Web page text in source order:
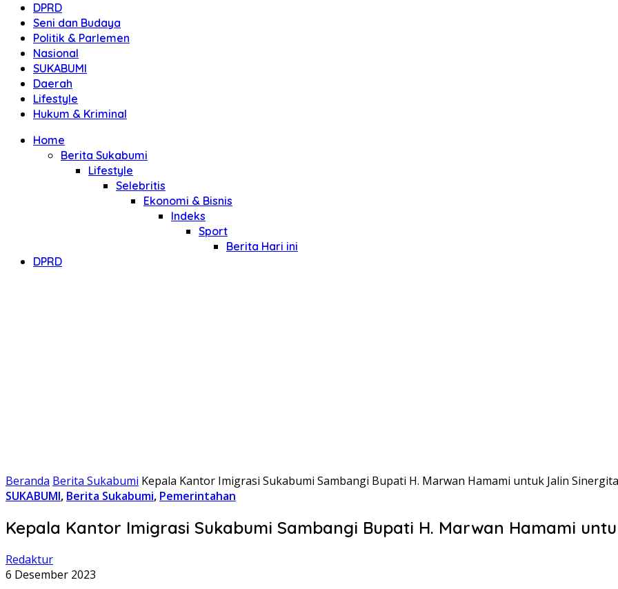
DPRD
Seni dan Budaya
Politik & Parlemen
Nasional
SUKABUMI
Daerah
Lifestyle
Hukum & Kriminal
Home
Berita Sukabumi
Lifestyle
Selebritis
Ekonomi & Bisnis
Indeks
Sport
Berita Hari ini
DPRD
Beranda Berita Sukabumi Kepala Kantor Imigrasi Sukabumi Sambangi Bupati H. Marwan Hamami untuk Jalin
SUKABUMI, Berita Sukabumi, Pemerintahan
Kepala Kantor Imigrasi Sukabumi Sambangi Bupati H. Marwan Hamami
Redaktur
6 Desember 2023